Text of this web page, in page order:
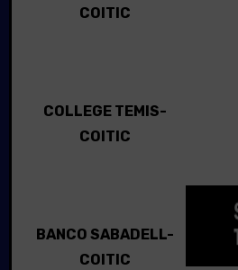
COITIC
COLLEGE TEMIS-
COITIC
BANCO SABADELL-
COITIC